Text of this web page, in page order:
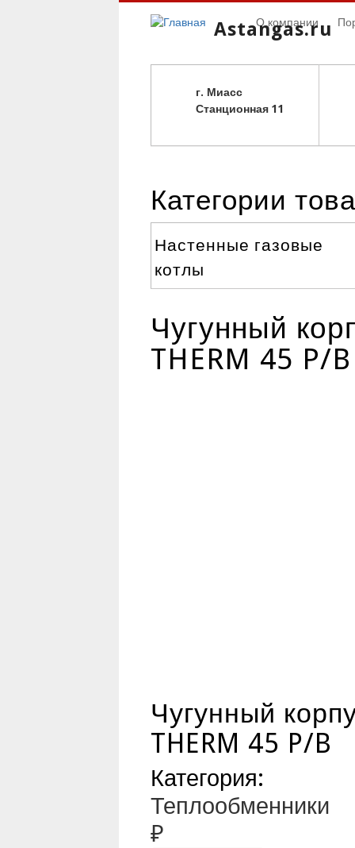
Astangas.ru
г. Миасс
Станционная 11
О компании
Категории
Настенные газовые
котлы
Чугунный
THERM 45 P/B
Чугунный
THERM 45 P/B
Категория:
Теплообменники
₽